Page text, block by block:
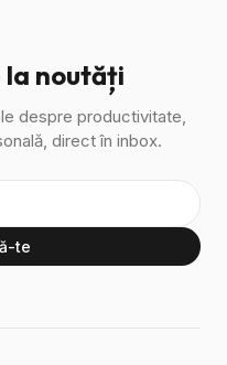
noutăți
despre productivitate,
direct în inbox.
te